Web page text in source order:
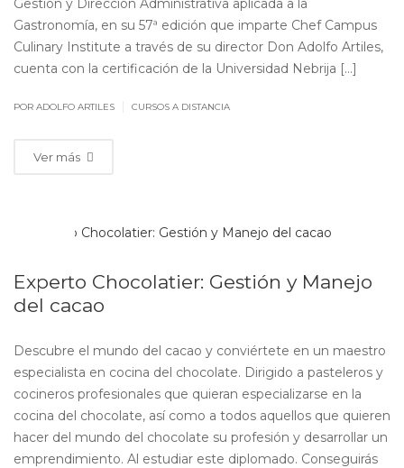
Gestión y Dirección Administrativa aplicada a la
Gastronomía, en su 57ª edición que imparte Chef Campus
Culinary Institute a través de su director Don Adolfo Artiles,
cuenta con la certificación de la Universidad Nebrija […]
POR ADOLFO ARTILES CURSOS A DISTANCIA
Ver más
Experto Chocolatier: Gestión y Manejo
del cacao
Descubre el mundo del cacao y conviértete en un maestro
especialista en cocina del chocolate. Dirigido a pasteleros y
cocineros profesionales que quieran especializarse en la
cocina del chocolate, así como a todos aquellos que quieren
hacer del mundo del chocolate su profesión y desarrollar un
emprendimiento. Al estudiar este diplomado. Conseguirás